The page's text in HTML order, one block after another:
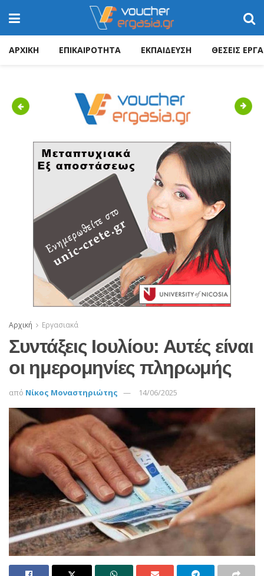
ΑΡΧΙΚΗ ΕΠΙΚΑΙΡΟΤΗΤΑ ΕΚΠΑΙΔΕΥΣΗ ΘΕΣΕΙΣ
Previous Next
Αρχική Εργασιακά
Συντάξεις Ιουλίου: Αυτές είναι
οι ημερομηνίες πληρωμής
από Νίκος Μοναστηριώτης 14/06/2025